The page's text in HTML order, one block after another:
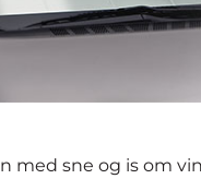
med sne og is om